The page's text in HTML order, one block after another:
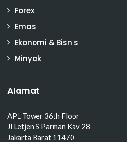
Forex
Emas
Ekonomi & Bisnis
Minyak
Alamat
APL Tower 36th Floor
Jl Letjen S Parman Kav 28
Jakarta Barat 11470